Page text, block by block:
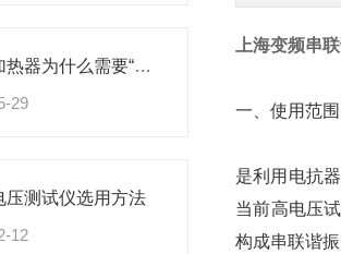
浸入式电加热器为什么需要“全浸没”才能安全工作？
29
压测试仪选用方法
12
上海变频串
一、使用范
是利用电抗
当前高电压
构成串联谐